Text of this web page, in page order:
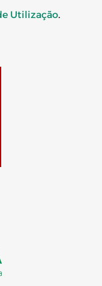
Utilização.